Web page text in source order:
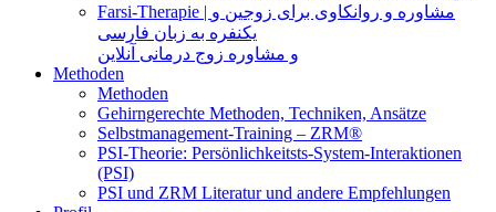
Farsi-Therapie | مشاوره و روانکاوی برای زوجین و
یکنفره به زبان فارسی
و مشاوره زوج درمانی آنلاین
Methoden
Methoden
Gehirngerechte Methoden, Techniken, Ansätze
Selbstmanagement-Training – ZRM®
PSI-Theorie: Persönlichkeitsts-System-Interaktionen
(PSI)
PSI und ZRM Literatur und andere Empfehlungen